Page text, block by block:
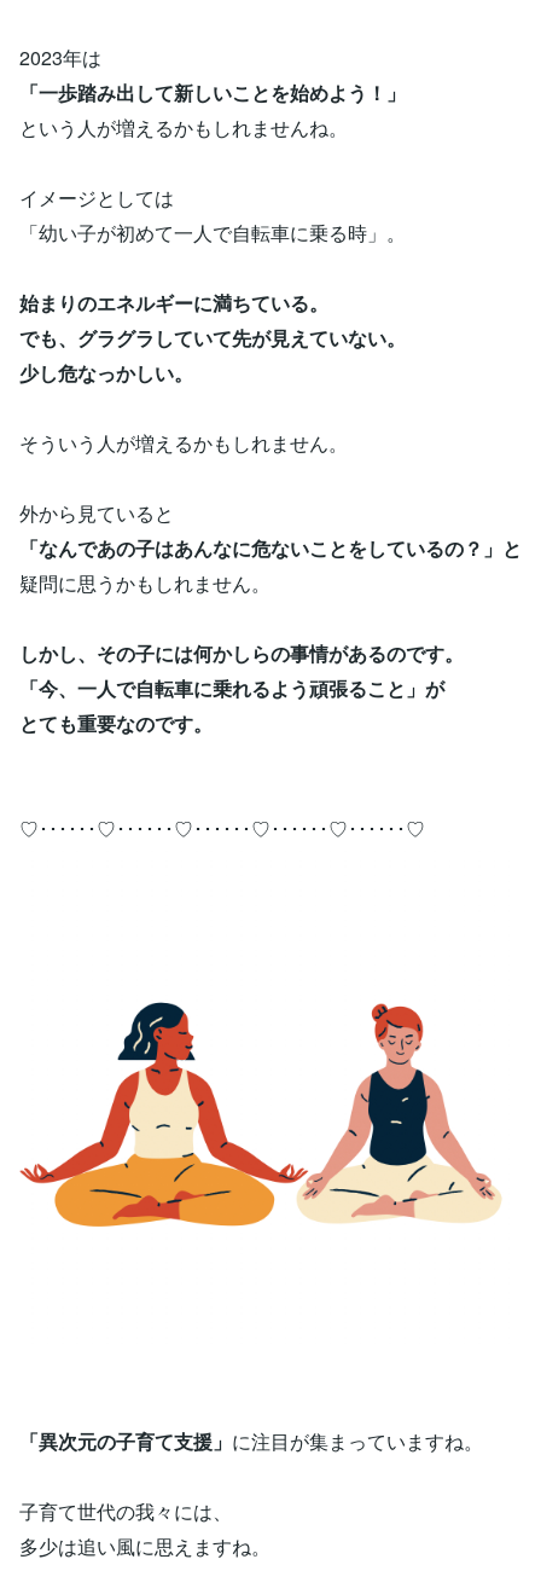
2023年は
「一歩踏み出して新しいことを始めよう！」
という人が増えるかもしれませんね。
イメージとしては
「幼い子が初めて一人で自転車に乗る時」。
始まりのエネルギーに満ちている。
でも、グラグラしていて先が見えていない。
少し危なっかしい。
そういう人が増えるかもしれません。
外から見ていると
「なんであの子はあんなに危ないことをしているの？」と
疑問に思うかもしれません。
しかし、その子には何かしらの事情があるのです。
「今、一人で自転車に乗れるよう頑張ること」が
とても重要なのです。
♡･･････♡･･････♡･･････♡･･････♡･･････♡
「異次元の子育て支援」 に注目が集まっていますね。
子育て世代の我々には、
多少は追い風に思えますね。